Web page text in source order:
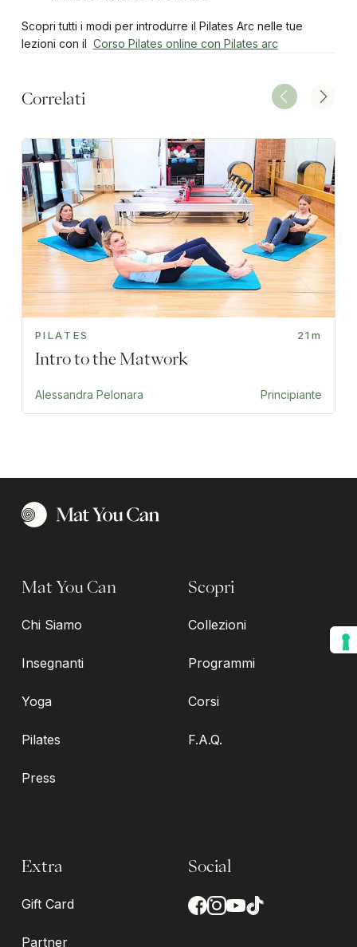
Scopri tutti i modi per introdurre il Pilates Arc nelle tue
lezioni con il Corso Pilates online con Pilates arc
Correlati
PILATES 21m
Intro to the Matwork
Alessandra Pelonara Principiante
Mat You Can
Chi Siamo
Insegnanti
Yoga
Pilates
Press
Scopri
Collezioni
Programmi
Corsi
F.A.Q.
Extra
Gift Card
Partner
Social